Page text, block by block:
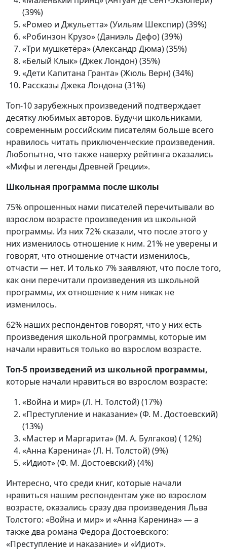
(39%)
«Ромео и Джульетта» (Уильям Шекспир) (39%)
«Робинзон Крузо» (Даниэль Дефо) (39%)
«Три мушкетёра» (Александр Дюма) (35%)
«Белый Клык» (Джек Лондон) (35%)
«Дети Капитана Гранта» (Жюль Верн) (34%)
Рассказы Джека Лондона (31%)
Топ-10 зарубежных произведений подтверждает
десятку любимых авторов. Будучи школьниками,
современным российским писателям больше всего
нравилось читать приключенческие произведения.
Любопытно, что также наверху рейтинга оказались
«Мифы и легенды Древней Греции».
Школьная программа после школы
75% опрошенных нами писателей перечитывали во
взрослом возрасте произведения из школьной
программы. Из них 72% сказали, что после этого у
них изменилось отношение к ним. 21% не уверены и
говорят, что отношение отчасти изменилось,
отчасти — нет. И только 7% заявляют, что после того,
как они перечитали произведения из школьной
программы, их отношение к ним никак не
изменилось.
62% наших респондентов говорят, что у них есть
произведения школьной программы, которые им
начали нравиться только во взрослом возрасте.
Топ-5 произведений из школьной программы,
которые начали нравиться во взрослом возрасте:
«Война и мир» (Л. Н. Толстой) (17%)
«Преступление и наказание» (Ф. М. Достоевский)
(13%)
«Мастер и Маргарита» (М. А. Булгаков) ( 12%)
«Анна Каренина» (Л. Н. Толстой) (9%)
«Идиот» (Ф. М. Достоевский) (4%)
Интересно, что среди книг, которые начали
нравиться нашим респондентам уже во взрослом
возрасте, оказались сразу два произведения Льва
Толстого: «Война и мир» и «Анна Каренина» — а
также два романа Федора Достоевского:
«Преступление и наказание» и «Идиот».